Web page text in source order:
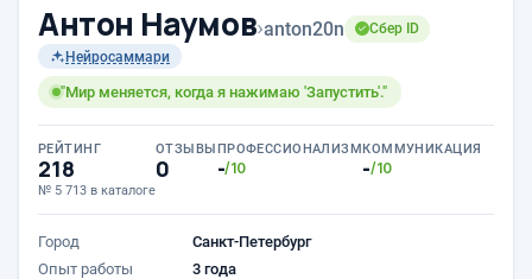
Антон Наумов›anton20n
Сбер ID
Нейросаммари
"Мир меняется, когда я нажимаю 'Запустить'."
РЕЙТИНГ
218
№ 5 713 в каталоге
ОТЗЫВЫ
0
ПРОФЕССИОНАЛИЗМ
-/10
КОММУНИКАЦИЯ
-/10
Город
Санкт-Петербург
Опыт работы
3 года